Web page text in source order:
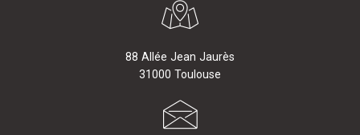
88 Allée Jean Jaurès
31000 Toulouse